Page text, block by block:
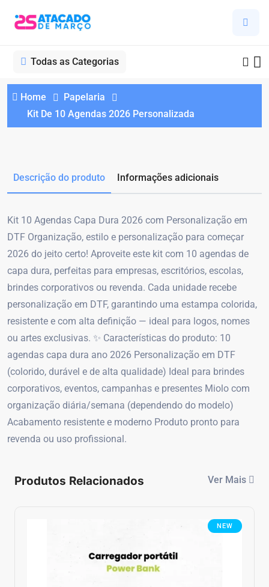
Todas as Categorias
Home
Papelaria
Kit De 10 Agendas 2026 Personalizada
Descrição do produto Informações adicionais
Kit 10 Agendas Capa Dura 2026 com Personalização em
DTF Organização, estilo e personalização para começar
2026 do jeito certo! Aproveite este kit com 10 agendas de
capa dura, perfeitas para empresas, escritórios, escolas,
brindes corporativos ou revenda. Cada unidade recebe
personalização em DTF, garantindo uma estampa colorida,
resistente e com alta definição — ideal para logos, nomes
ou artes exclusivas. ✨ Características do produto: 10
agendas capa dura ano 2026 Personalização em DTF
(colorido, durável e de alta qualidade) Ideal para brindes
corporativos, eventos, campanhas e presentes Miolo com
organização diária/semana (dependendo do modelo)
Acabamento resistente e moderno Produto pronto para
revenda ou uso profissional.
Produtos Relacionados Ver Mais
NEW